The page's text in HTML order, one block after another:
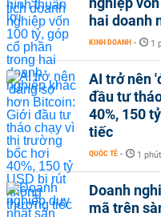
hai doanh
KINH DOANH - 1
AI trở nên
đầu tư
40%, 150
tiếc
QUỐC TẾ - 1
Doanh
mã trên